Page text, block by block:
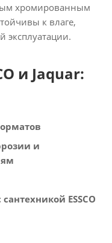
хромированным
к влаге,
эксплуатации.
и Jaquar:
и
ESSCO